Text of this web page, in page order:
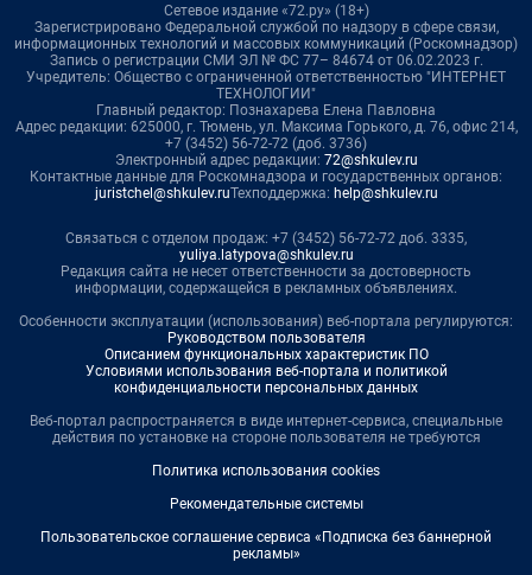
Сетевое издание «72.ру» (18+)
Зарегистрировано Федеральной службой по надзору в сфере связи,
информационных технологий и массовых коммуникаций (Роскомнадзор)
Запись о регистрации СМИ ЭЛ № ФС 77– 84674 от 06.02.2023 г.
Учредитель: Общество с ограниченной ответственностью "ИНТЕРНЕТ
ТЕХНОЛОГИИ"
Главный редактор: Познахарева Елена Павловна
Адрес редакции: 625000, г. Тюмень, ул. Максима Горького, д. 76, офис 214,
+7 (3452) 56-72-72 (доб. 3736)
Электронный адрес редакции: 72@shkulev.ru
Контактные данные для Роскомнадзора и государственных органов:
juristchel@shkulev.ruТехподдержка: help@shkulev.ru
Связаться с отделом продаж: +7 (3452) 56-72-72 доб. 3335,
yuliya.latypova@shkulev.ru
Редакция сайта не несет ответственности за достоверность
информации, содержащейся в рекламных объявлениях.
Особенности эксплуатации (использования) веб-портала регулируются:
Руководством пользователя
Описанием функциональных характеристик ПО
Условиями использования веб-портала и политикой
конфиденциальности персональных данных
Веб-портал распространяется в виде интернет-сервиса, специальные
действия по установке на стороне пользователя не требуются
Политика использования cookies
Рекомендательные системы
Пользовательское соглашение сервиса «Подписка без баннерной
рекламы»